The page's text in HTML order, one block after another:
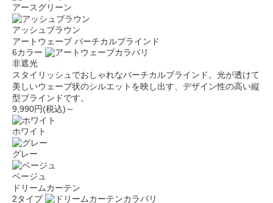
アースグリーン
アッシュブラウン
アートウェーブ バーチカルブラインド
6カラー
非遮光
スタイリッシュでおしゃれなバーチカルブラインド。光が透けて
美しいウェーブ状のシルエットを映し出す、デザイン性の高い縦
型ブラインドです。
9,990円(税込)～
ホワイト
グレー
ベージュ
ドリームカーテン
2タイプ